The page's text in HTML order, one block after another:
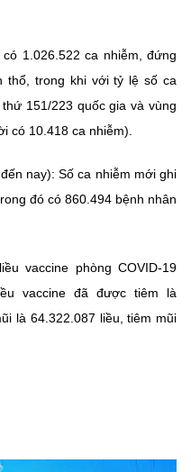
1.026.522 ca nhiễm, đứng
thổ, trong khi với tỷ lệ số ca
151/223 quốc gia và vùng
có 10.418 ca nhiễm).
nay): Số ca nhiễm mới ghi
đó có 860.494 bệnh nhân
vaccine phòng COVID-19
vaccine đã được tiêm là
là 64.322.087 liều, tiêm mũi